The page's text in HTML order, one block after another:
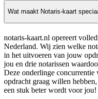
Wat maakt Notaris-kaart
notaris-kaart.nl opereert
Nederland. Wij zien welke
in het uitvoeren van jouw
jou en drie notarissen
Deze onderlinge
opdracht graag willen
een stuk beter wordt voor jou!